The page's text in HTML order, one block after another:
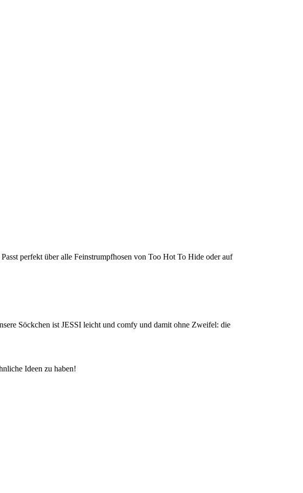
perfekt über alle Feinstrumpfhosen von Too Hot To Hide oder auf
Söckchen ist JESSI leicht und comfy und damit ohne Zweifel: die
Ideen zu haben!